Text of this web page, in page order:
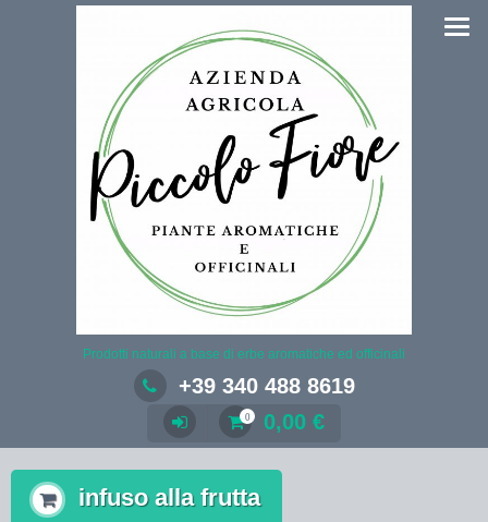
Prodotti naturali a base di erbe aromatiche ed officinali
+39 340 488 8619
0 0,00 €
infuso alla frutta